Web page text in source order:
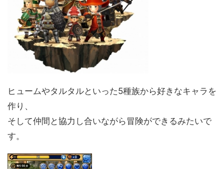
ヒュームやタルタルといった5種族から好きなキャラを
作り、
そして仲間と協力し合いながら冒険ができるみたいで
す。